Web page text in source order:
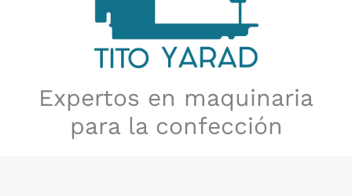
Expertos en maquinaria
para la confección